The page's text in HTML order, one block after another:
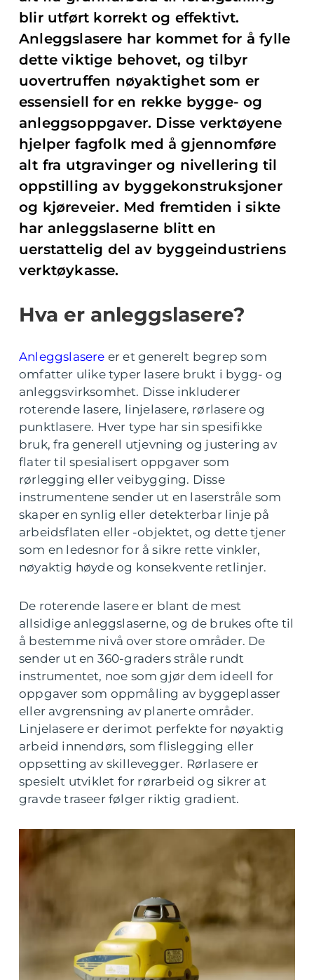
blir utført korrekt og effektivt.
Anleggslasere har kommet for å fylle
dette viktige behovet, og tilbyr
uovertruffen nøyaktighet som er
essensiell for en rekke bygge- og
anleggsoppgaver. Disse verktøyene
hjelper fagfolk med å gjennomføre
alt fra utgravinger og nivellering til
oppstilling av byggekonstruksjoner
og kjøreveier. Med fremtiden i sikte
har anleggslaserne blitt en
uerstattelig del av byggeindustriens
verktøykasse.
Hva er anleggslasere?
Anleggslasere er et generelt begrep som
omfatter ulike typer lasere brukt i bygg- og
anleggsvirksomhet. Disse inkluderer
roterende lasere, linjelasere, rørlasere og
punktlasere. Hver type har sin spesifikke
bruk, fra generell utjevning og justering av
flater til spesialisert oppgaver som
rørlegging eller veibygging. Disse
instrumentene sender ut en laserstråle som
skaper en synlig eller detekterbar linje på
arbeidsflaten eller -objektet, og dette tjener
som en ledesnor for å sikre rette vinkler,
nøyaktig høyde og konsekvente retlinjer.
De roterende lasere er blant de mest
allsidige anleggslaserne, og de brukes ofte til
å bestemme nivå over store områder. De
sender ut en 360-graders stråle rundt
instrumentet, noe som gjør dem ideell for
oppgaver som oppmåling av byggeplasser
eller avgrensning av planerte områder.
Linjelasere er derimot perfekte for nøyaktig
arbeid innendørs, som flislegging eller
oppsetting av skillevegger. Rørlasere er
spesielt utviklet for rørarbeid og sikrer at
gravde traseer følger riktig gradient.